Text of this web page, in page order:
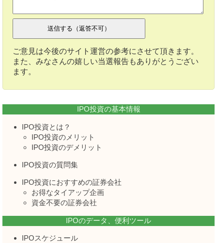
ご意見は今後のサイト運営の参考にさせて頂きます。
また、みなさんの嬉しい当選報告もありがとうござい
ます。
IPO投資の基本情報
IPO投資とは？
IPO投資のメリット
IPO投資のデメリット
IPO投資の質問集
IPO投資におすすめの証券会社
お得なタイアップ企画
資金不要の証券会社
IPOのデータ、便利ツール
IPOスケジュール